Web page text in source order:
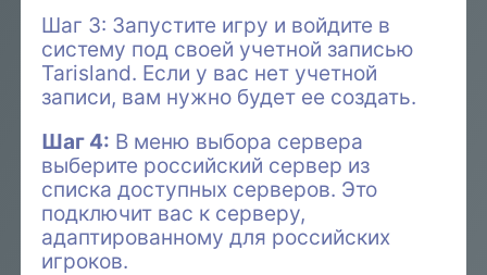
Шаг 3: Запустите игру и войдите в
систему под своей учетной записью
Tarisland. Если у вас нет учетной
записи, вам нужно будет ее создать.
Шаг 4: В меню выбора сервера
выберите российский сервер из
списка доступных серверов. Это
подключит вас к серверу,
адаптированному для российских
игроков.